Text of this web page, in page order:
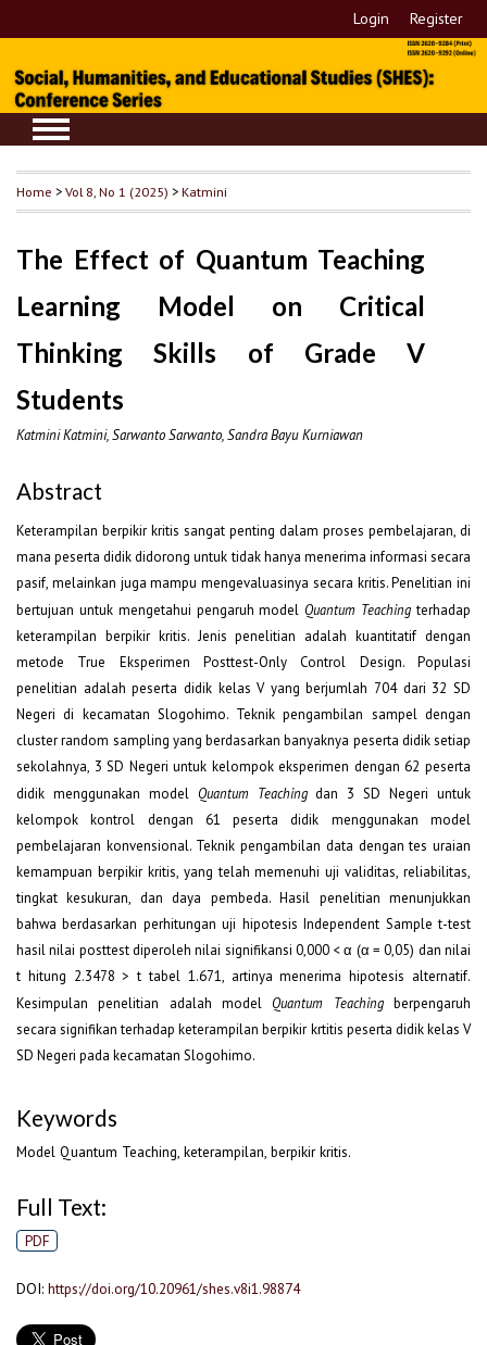
Login Register
Home >Vol 8, No 1 (2025) >Katmini
The Effect of Quantum Teaching
Learning Model on Critical
Thinking Skills of Grade V
Students
Katmini Katmini, Sarwanto Sarwanto, Sandra Bayu Kurniawan
Abstract
Keterampilan berpikir kritis sangat penting dalam proses pembelajaran, di
mana peserta didik didorong untuk tidak hanya menerima informasi secara
pasif, melainkan juga mampu mengevaluasinya secara kritis. Penelitian ini
bertujuan untuk mengetahui pengaruh model Quantum Teaching terhadap
keterampilan berpikir kritis. Jenis penelitian adalah kuantitatif dengan
metode True Eksperimen Posttest-Only Control Design. Populasi
penelitian adalah peserta didik kelas V yang berjumlah 704 dari 32 SD
Negeri di kecamatan Slogohimo. Teknik pengambilan sampel dengan
cluster random sampling yang berdasarkan banyaknya peserta didik setiap
sekolahnya, 3 SD Negeri untuk kelompok eksperimen dengan 62 peserta
didik menggunakan model Quantum Teachingdan 3 SD Negeri untuk
kelompok kontrol dengan 61 peserta didik menggunakan model
pembelajaran konvensional. Teknik pengambilan data dengan tes uraian
kemampuan berpikir kritis, yang telah memenuhi uji validitas, reliabilitas,
tingkat kesukuran, dan daya pembeda. Hasil penelitian menunjukkan
bahwa berdasarkan perhitungan uji hipotesis Independent Sample t-test
hasil nilai posttest diperoleh nilai signifikansi 0,000 < α (α = 0,05) dan nilai
t hitung 2.3478 > t tabel 1.671, artinya menerima hipotesis alternatif.
Kesimpulan penelitian adalah model Quantum Teachingberpengaruh
secara signifikan terhadap keterampilan berpikir krtitis peserta didik kelas V
SD Negeri pada kecamatan Slogohimo.
Keywords
Model Quantum Teaching, keterampilan, berpikir kritis.
Full Text:
PDF
DOI: https://doi.org/10.20961/shes.v8i1.98874